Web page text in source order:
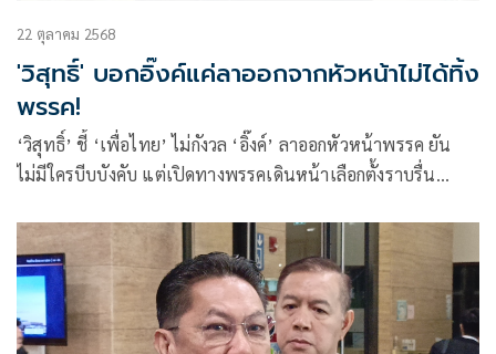
22 ตุลาคม 2568
'วิสุทธิ์' บอกอิ๊งค์แค่ลาออกจากหัวหน้าไม่ได้ทิ้ง
พรรค!
‘วิสุทธิ์’ ชี้ ‘เพื่อไทย’ ไม่กังวล ‘อิ๊งค์’ ลาออกหัวหน้าพรรค ยัน
ไม่มีใครบีบบังคับ แต่เปิดทางพรรคเดินหน้าเลือกตั้งราบรื่น